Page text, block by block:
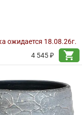
ожидается 18.08.26г.
4 545 ₽
shopping_cart